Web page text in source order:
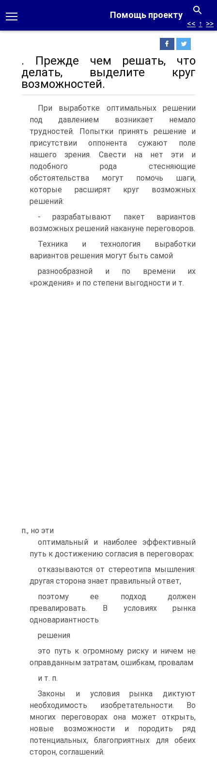
Помощь проекту
<< ↑ >>
. Прежде чем решать, что
делать, выделите круг
возможностей.
При выработке оптимальных решении
под давлением возникает немало
трудностей. Попытки принять решение и
присутствии оппонента сужают поле
нашего зрения. Свести на нет эти и
подобного рода стесняющие
обстоятельства могут помочь шаги,
которые расширят круг возможных
решений:
- разрабатывают пакет вариантов
возможных решений накануне переговоров.
Техника и технология выработки
вариантов решения могут быть самой
разнообразной и по времени их
«рождения» и по степени выгодности и т.
п., но эти
оптимальный и наиболее эффективный
путь к достижению согласия в переговорах:
отказываются от стереотипа мышления:
другая сторона знает правильный ответ,
поэтому ее подход должен
превалировать. В условиях рынка
одновариантность
решения
это путь к огромному риску и ничем не
оправданным затратам, ошибкам, провалам
и т. п.
Законы и условия рынка диктуют
необходимость изобретательности. Во
многих переговорах она может открыть,
новые возможности и породить ряд
потенциальных, благоприятных для обеих
сторон, соглашений.